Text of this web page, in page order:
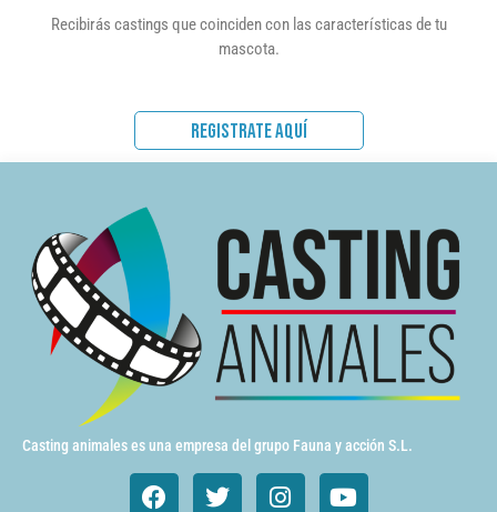
Recibirás castings que coinciden con las características de tu
mascota.
REGISTRATE AQUÍ
Casting animales es una empresa del grupo Fauna y acción S.L.